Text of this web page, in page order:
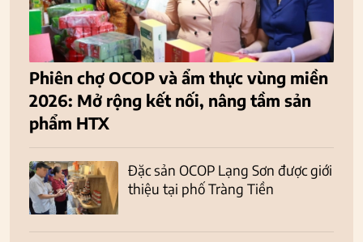
Phiên chợ OCOP và ẩm thực vùng miền
2026: Mở rộng kết nối, nâng tầm sản
phẩm HTX
Đặc sản OCOP Lạng Sơn được giới
thiệu tại phố Tràng Tiền